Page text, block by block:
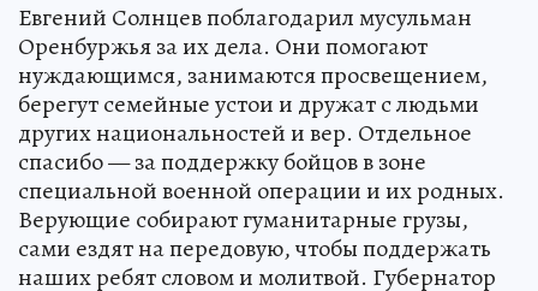
Евгений Солнцев поблагодарил мусульман
Оренбуржья за их дела. Они помогают
нуждающимся, занимаются просвещением,
берегут семейные устои и дружат с людьми
других национальностей и вер. Отдельное
спасибо — за поддержку бойцов в зоне
специальной военной операции и их родных.
Верующие собирают гуманитарные грузы,
сами ездят на передовую, чтобы поддержать
наших ребят словом и молитвой. Губернатор